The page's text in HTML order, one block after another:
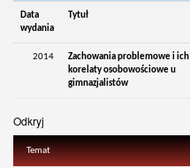
Data
wydania
Tytuł
2014
Zachowania problemowe i ich
korelaty osobowościowe u
gimnazjalistów
Odkryj
Temat